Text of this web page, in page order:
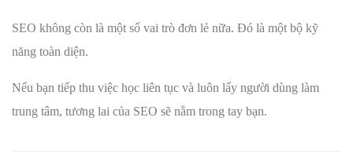
SEO không còn là một số vai trò đơn lẻ nữa. Đó là một bộ kỹ
năng toàn diện.
Nếu bạn tiếp thu việc học liên tục và luôn lấy người dùng làm
trung tâm, tương lai của SEO sẽ nằm trong tay bạn.